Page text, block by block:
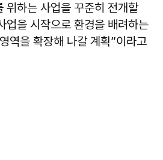
위하는 사업을 꾸준히 전개할
업을 시작으로 환경을 배려하는
역을 확장해 나갈 계획”이라고